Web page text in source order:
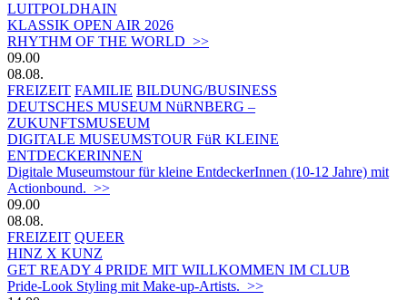
LUITPOLDHAIN
KLASSIK OPEN AIR 2026
RHYTHM OF THE WORLD >>
09.00
08.08.
FREIZEIT FAMILIE BILDUNG/BUSINESS
DEUTSCHES MUSEUM NüRNBERG –
ZUKUNFTSMUSEUM
DIGITALE MUSEUMSTOUR FüR KLEINE
ENTDECKERINNEN
Digitale Museumstour für kleine EntdeckerInnen (10-12 Jahre) mit
Actionbound. >>
09.00
08.08.
FREIZEIT QUEER
HINZ X KUNZ
GET READY 4 PRIDE MIT WILLKOMMEN IM CLUB
Pride-Look Styling mit Make-up-Artists. >>